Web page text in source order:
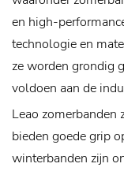
en high-
technologie en
ze worden grondig
voldoen aan de
Leao zomerbanden
bieden goede grip
winterbanden zijn